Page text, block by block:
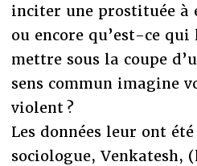
inciter une prostituée à
ou encore qu’est-ce qui
mettre sous la coupe
sens commun imagine
violent ?
Les données leur ont
sociologue, Venkatesh,